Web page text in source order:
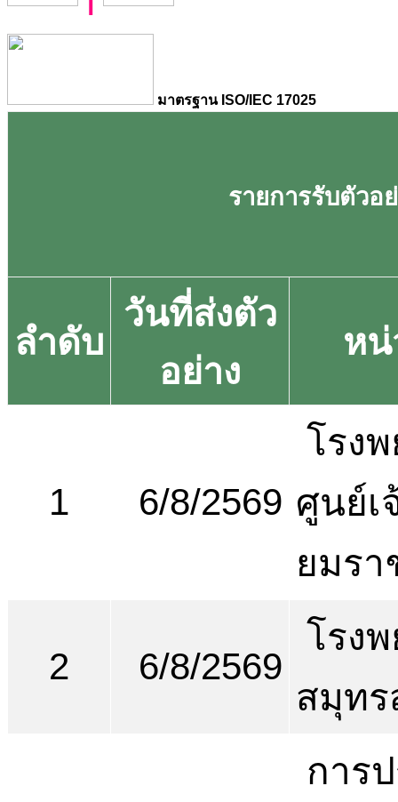
มาตรฐาน ISO/IEC 17025
รายการรับตัวอ
ลำดับ
วันที่ส่งตัว
อย่าง
หน่
1 6/8/2569
โรง
ศูนย์เ
ยมรา
2 6/8/2569
โรง
สมุทร
การ